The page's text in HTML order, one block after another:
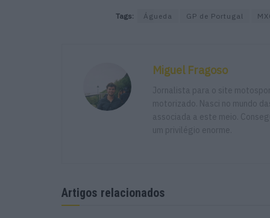
Tags: Águeda GP de Portugal
Miguel Fragoso
Jornalista para o site
motorizado. Nasci no mundo
associada a este meio.
um privilégio enorme.
Artigos relacionados